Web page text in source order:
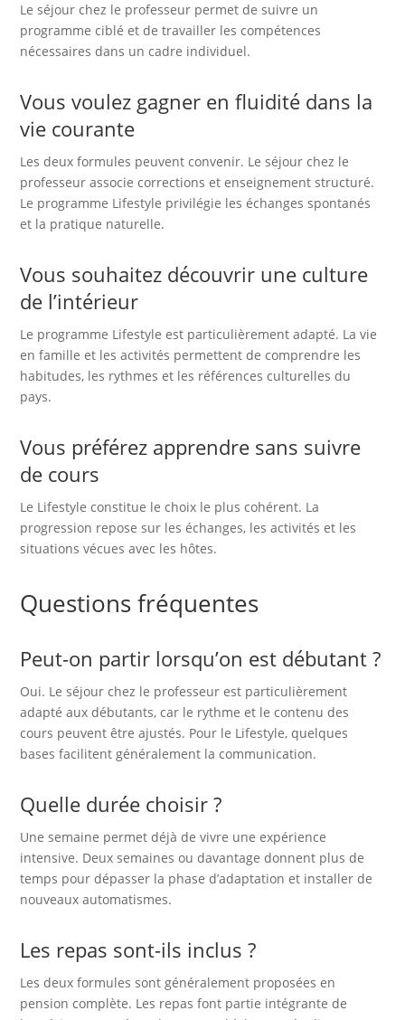
Le séjour chez le professeur permet de suivre un
programme ciblé et de travailler les compétences
nécessaires dans un cadre individuel.
Vous voulez gagner en fluidité dans la
vie courante
Les deux formules peuvent convenir. Le séjour chez le
professeur associe corrections et enseignement structuré.
Le programme Lifestyle privilégie les échanges spontanés
et la pratique naturelle.
Vous souhaitez découvrir une culture
de l’intérieur
Le programme Lifestyle est particulièrement adapté. La vie
en famille et les activités permettent de comprendre les
habitudes, les rythmes et les références culturelles du
pays.
Vous préférez apprendre sans suivre
de cours
Le Lifestyle constitue le choix le plus cohérent. La
progression repose sur les échanges, les activités et les
situations vécues avec les hôtes.
Questions fréquentes
Peut-on partir lorsqu’on est débutant ?
Oui. Le séjour chez le professeur est particulièrement
adapté aux débutants, car le rythme et le contenu des
cours peuvent être ajustés. Pour le Lifestyle, quelques
bases facilitent généralement la communication.
Quelle durée choisir ?
Une semaine permet déjà de vivre une expérience
intensive. Deux semaines ou davantage donnent plus de
temps pour dépasser la phase d’adaptation et installer de
nouveaux automatismes.
Les repas sont-ils inclus ?
Les deux formules sont généralement proposées en
pension complète. Les repas font partie intégrante de